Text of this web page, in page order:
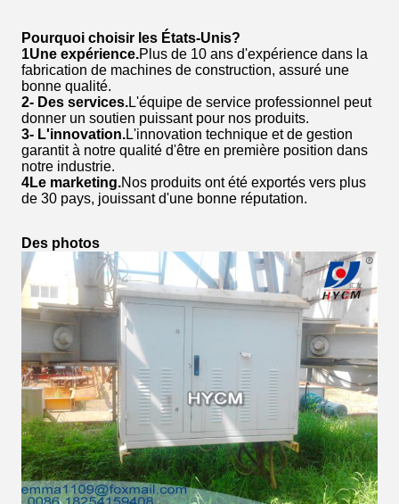
Pourquoi choisir les États-Unis?
1Une expérience.Plus de 10 ans d'expérience dans la
fabrication de machines de construction, assuré une
bonne qualité.
2- Des services.L'équipe de service professionnel peut
donner un soutien puissant pour nos produits.
3- L'innovation.L'innovation technique et de gestion
garantit à notre qualité d'être en première position dans
notre industrie.
4Le marketing.Nos produits ont été exportés vers plus
de 30 pays, jouissant d'une bonne réputation.
Des photos